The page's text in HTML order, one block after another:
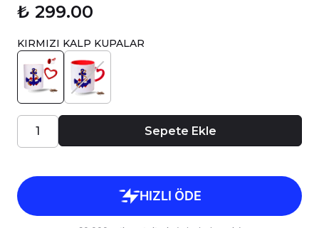
₺ 299.00
KIRMIZI KALP KUPALAR
Sepete Ekle